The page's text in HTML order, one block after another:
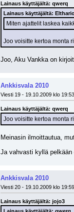
Lainaus käyttäjältä: qwerq
Lainaus käyttäjältä:
Miten ajattelit laskea
Joo voisitte kertoa monta
Joo, Aku Vankka on
Ankkisvala 2010
Viesti 19 - 19.10.2009 klo
Lainaus käyttäjältä: qwerq
Joo voisitte kertoa monta
Meinasin ilmoittautua,
Ja vahvasti kyllä pelkään
Ankkisvala 2010
Viesti 20 - 19.10.2009 klo
Lainaus käyttäjältä: jojo3